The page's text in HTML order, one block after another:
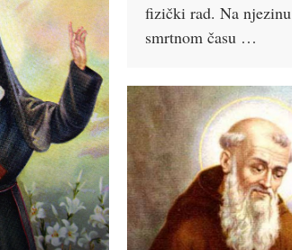
fizički rad. Na njezinu
smrtnom času …